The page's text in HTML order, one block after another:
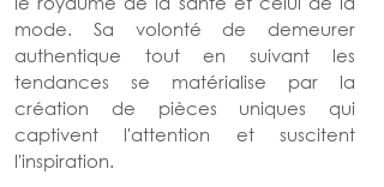
mode. Sa volonté de demeurer
authentique tout en suivant les
tendances se matérialise par la
création de pièces uniques qui
captivent l'attention et suscitent
l'inspiration.